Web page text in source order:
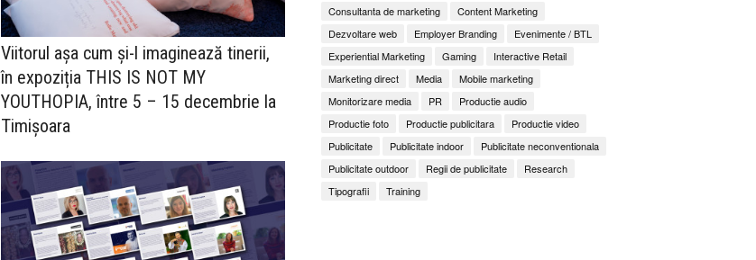
Viitorul așa cum și-l imaginează tinerii,
în expoziția THIS IS NOT MY
YOUTHOPIA, între 5 – 15 decembrie la
Timișoara
Consultanta de marketing
Content Marketing
Dezvoltare web
Employer Branding
Evenimente / BTL
Experiential Marketing
Gaming
Interactive Retail
Marketing direct
Media
Mobile marketing
Monitorizare media
PR
Productie audio
Productie foto
Productie publicitara
Productie video
Publicitate
Publicitate indoor
Publicitate neconventionala
Publicitate outdoor
Regii de publicitate
Research
Tipografii
Training